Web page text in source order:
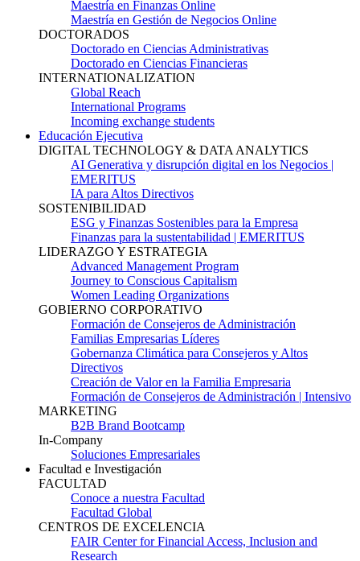
Maestría en Finanzas Online
Maestría en Gestión de Negocios Online
DOCTORADOS
Doctorado en Ciencias Administrativas
Doctorado en Ciencias Financieras
INTERNATIONALIZATION
Global Reach
International Programs
Incoming exchange students
Educación Ejecutiva
DIGITAL TECHNOLOGY & DATA ANALYTICS
AI Generativa y disrupción digital en los Negocios |
EMERITUS
IA para Altos Directivos
SOSTENIBILIDAD
ESG y Finanzas Sostenibles para la Empresa
Finanzas para la sustentabilidad | EMERITUS
LIDERAZGO Y ESTRATEGIA
Advanced Management Program
Journey to Conscious Capitalism
Women Leading Organizations
GOBIERNO CORPORATIVO
Formación de Consejeros de Administración
Familias Empresarias Líderes
Gobernanza Climática para Consejeros y Altos
Directivos
Creación de Valor en la Familia Empresaria
Formación de Consejeros de Administración | Intensivo
MARKETING
B2B Brand Bootcamp
In-Company
Soluciones Empresariales
Facultad e Investigación
FACULTAD
Conoce a nuestra Facultad
Facultad Global
CENTROS DE EXCELENCIA
FAIR Center for Financial Access, Inclusion and
Research